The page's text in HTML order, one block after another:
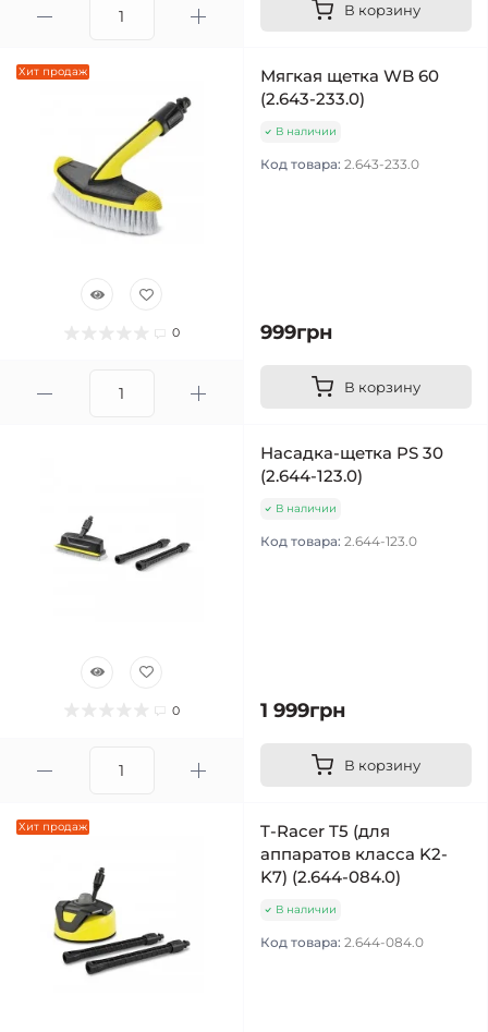
В корзину
Хит продаж
0
Мягкая щетка WB 60
(2.643-233.0)
В наличии
Код товара: 2.643-233.0
999грн
В корзину
0
Насадка-щетка PS 30
(2.644-123.0)
В наличии
Код товара: 2.644-123.0
1 999грн
В корзину
Хит продаж
T-Racer T5 (для
аппаратов класса K2-
K7) (2.644-084.0)
В наличии
Код товара: 2.644-084.0